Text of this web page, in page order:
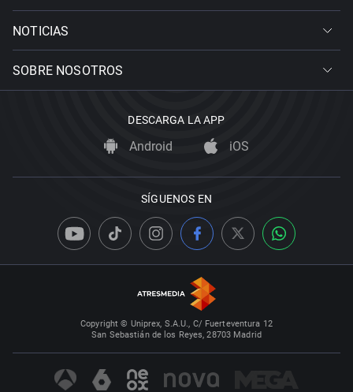
NOTICIAS
SOBRE NOSOTROS
DESCARGA LA APP
Android iOS
SÍGUENOS EN
Copyright © Uniprex, S.A.U., C/ Fuerteventura 12
San Sebastián de los Reyes, 28703 Madrid